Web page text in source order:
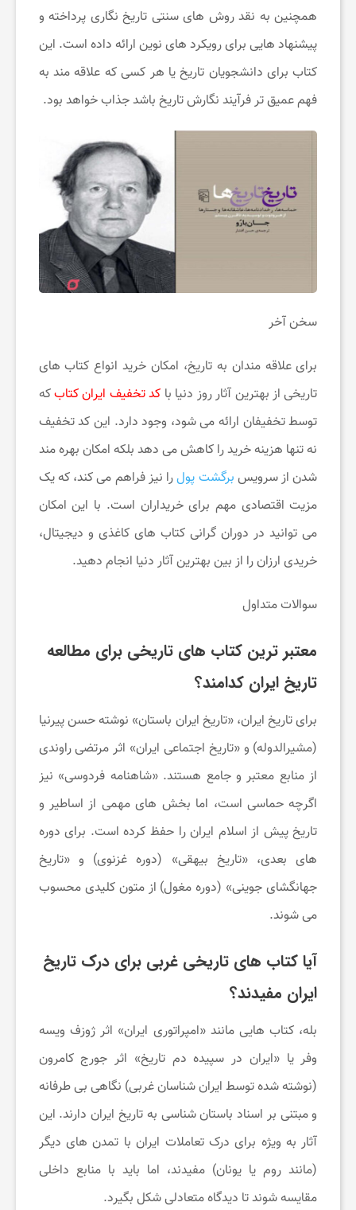
همچنین به نقد روش ‌های سنتی تاریخ‌ نگاری پرداخته و
پیشنهاد هایی برای رویکرد های نوین ارائه داده است. این
کتاب برای دانشجویان تاریخ یا هر کسی که علاقه ‌مند به
فهم عمیق ‌تر فرآیند نگارش تاریخ باشد جذاب خواهد بود.
سخن آخر
برای علاقه ‌مندان به تاریخ، امکان خرید انواع کتاب‌ های
تاریخی از بهترین آثار روز دنیا با کد تخفیف ایران کتابکه
توسط تخفیفان ارائه می ‌شود، وجود دارد. این کد تخفیف
نه تنها هزینه خرید را کاهش می ‌دهد بلکه امکان بهره مند
شدن از سرویس برگشت پولرا نیز فراهم می ‌کند، که یک
مزیت اقتصادی مهم برای خریداران است. با این امکان
می توانید در دوران گرانی کتاب های کاغذی و دیجیتال،
خریدی ارزان را از بین بهترین آثار دنیا انجام دهید.
سوالات متداول
معتبر ترین کتاب های تاریخی برای مطالعه
تاریخ ایران کدامند؟
برای تاریخ ایران، «تاریخ ایران باستان» نوشته حسن پیرنیا
(مشیرالدوله) و «تاریخ اجتماعی ایران» اثر مرتضی راوندی
از منابع معتبر و جامع هستند. «شاهنامه فردوسی» نیز
اگرچه حماسی است، اما بخش های مهمی از اساطیر و
تاریخ پیش از اسلام ایران را حفظ کرده است. برای دوره
های بعدی، «تاریخ بیهقی» (دوره غزنوی) و «تاریخ
جهانگشای جوینی» (دوره مغول) از متون کلیدی محسوب
می شوند.
آیا کتاب های تاریخی غربی برای درک تاریخ
ایران مفیدند؟
بله، کتاب هایی مانند «امپراتوری ایران» اثر ژوزف ویسه
وفر یا «ایران در سپیده دم تاریخ» اثر جورج کامرون
(نوشته شده توسط ایران شناسان غربی) نگاهی بی طرفانه
و مبتنی بر اسناد باستان شناسی به تاریخ ایران دارند. این
آثار به ویژه برای درک تعاملات ایران با تمدن های دیگر
(مانند روم یا یونان) مفیدند، اما باید با منابع داخلی
مقایسه شوند تا دیدگاه متعادلی شکل بگیرد.